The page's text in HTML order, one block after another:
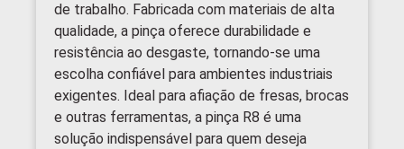
de trabalho. Fabricada com materiais de alta
qualidade, a pinça oferece durabilidade e
resistência ao desgaste, tornando-se uma
escolha confiável para ambientes industriais
exigentes. Ideal para afiação de fresas, brocas
e outras ferramentas, a pinça R8 é uma
solução indispensável para quem deseja